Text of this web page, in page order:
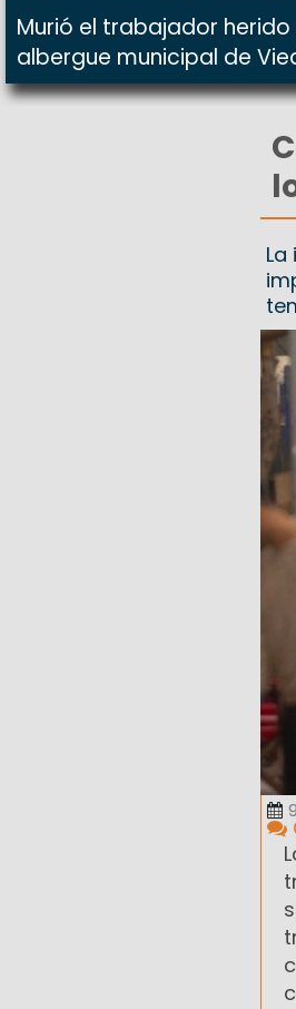
Murió el trabajador herido
albergue municipal de